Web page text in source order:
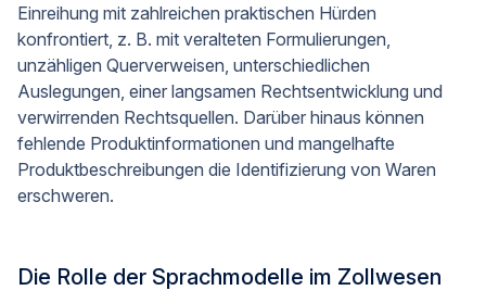
Einreihung mit zahlreichen praktischen Hürden
konfrontiert, z. B. mit veralteten Formulierungen,
unzähligen Querverweisen, unterschiedlichen
Auslegungen, einer langsamen Rechtsentwicklung und
verwirrenden Rechtsquellen. Darüber hinaus können
fehlende Produktinformationen und mangelhafte
Produktbeschreibungen die Identifizierung von Waren
erschweren.
Die Rolle der Sprachmodelle im Zollwesen